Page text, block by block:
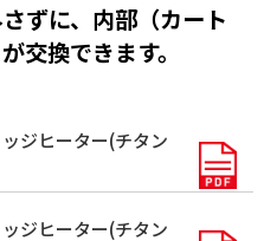
ずに、内部（カート
交換できます。
ジヒーター(チタン
ジヒーター(チタン